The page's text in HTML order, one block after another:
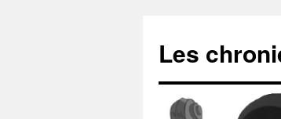
Les